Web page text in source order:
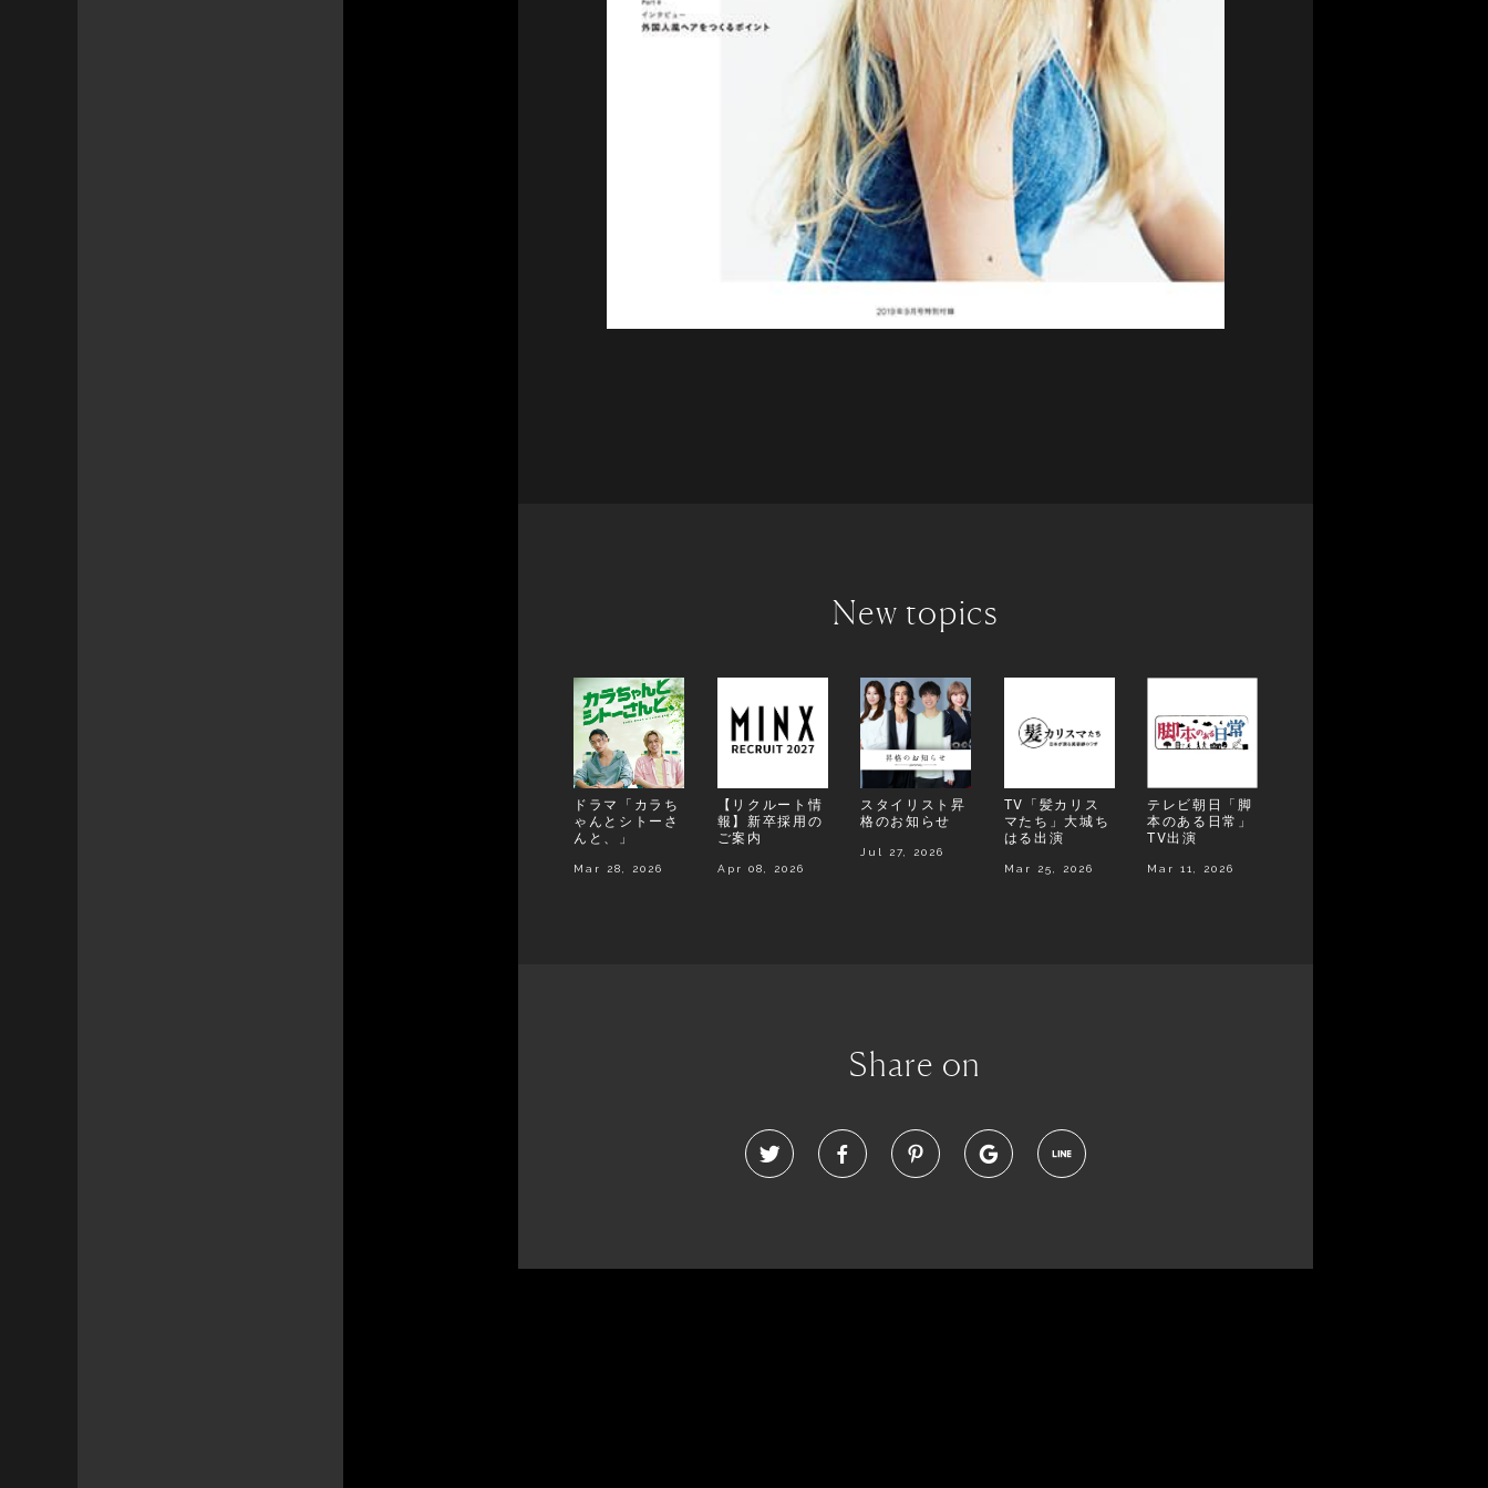
New topics
ドラマ「カラち
ゃんとシトーさ
んと、」
Mar 28, 2026
【リクルート情
報】新卒採用の
ご案内
Apr 08, 2026
スタイリスト昇
格のお知らせ
Jul 27, 2026
TV「髪カリス
マたち」大城ち
はる出演
Mar 25, 2026
テレビ朝日「脚
本のある日常」
TV出演
Mar 11, 2026
Share on